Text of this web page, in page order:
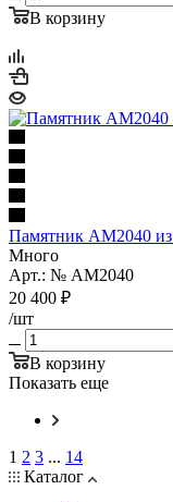
В корзину
Памятник AM2040 из
Много
Арт.: № AM2040
20 400 ₽
/шт
В корзину
Показать еще
1 2 3 ... 14
Каталог